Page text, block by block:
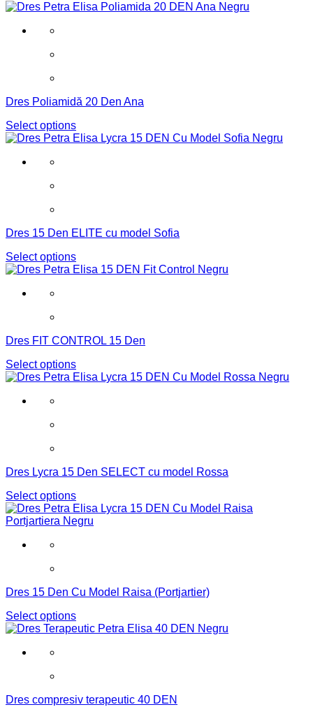
Dres Poliamidă 20 Den Ana
Select options
Dres 15 Den ELITE cu model Sofia
Select options
Dres FIT CONTROL 15 Den
Select options
Dres Lycra 15 Den SELECT cu model Rossa
Select options
Dres 15 Den Cu Model Raisa (Portjartier)
Select options
Dres compresiv terapeutic 40 DEN